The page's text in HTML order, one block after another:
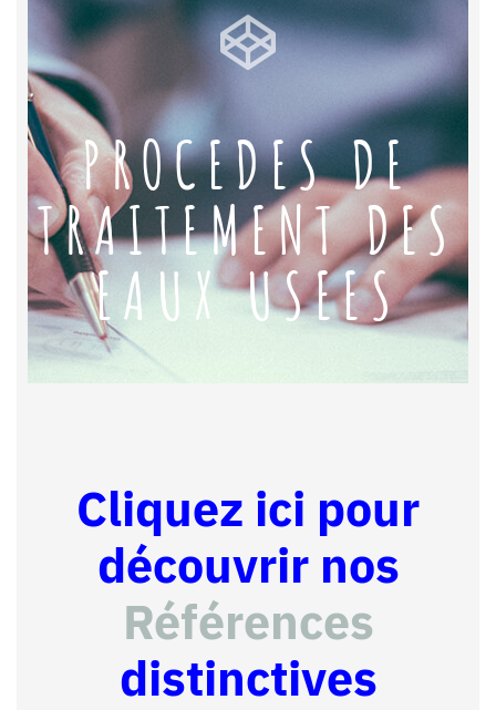
PROCEDES DE
TRAITEMENT DES
EAUX USEES
Cliquez ici pour
découvrir nos
Références
distinctives